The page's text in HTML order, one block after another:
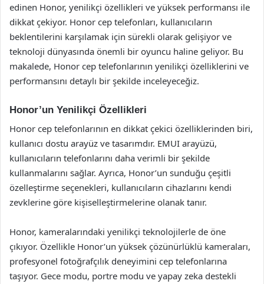
edinen Honor, yenilikçi özellikleri ve yüksek performansı ile
dikkat çekiyor. Honor cep telefonları, kullanıcıların
beklentilerini karşılamak için sürekli olarak gelişiyor ve
teknoloji dünyasında önemli bir oyuncu haline geliyor. Bu
makalede, Honor cep telefonlarının yenilikçi özelliklerini ve
performansını detaylı bir şekilde inceleyeceğiz.
Honor’un Yenilikçi Özellikleri
Honor cep telefonlarının en dikkat çekici özelliklerinden biri,
kullanıcı dostu arayüz ve tasarımdır. EMUI arayüzü,
kullanıcıların telefonlarını daha verimli bir şekilde
kullanmalarını sağlar. Ayrıca, Honor’un sunduğu çeşitli
özelleştirme seçenekleri, kullanıcıların cihazlarını kendi
zevklerine göre kişiselleştirmelerine olanak tanır.
Honor, kameralarındaki yenilikçi teknolojilerle de öne
çıkıyor. Özellikle Honor’un yüksek çözünürlüklü kameraları,
profesyonel fotoğrafçılık deneyimini cep telefonlarına
taşıyor. Gece modu, portre modu ve yapay zeka destekli